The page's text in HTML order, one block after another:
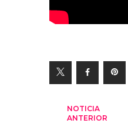
Navegación
NOTICIA
ANTERIOR